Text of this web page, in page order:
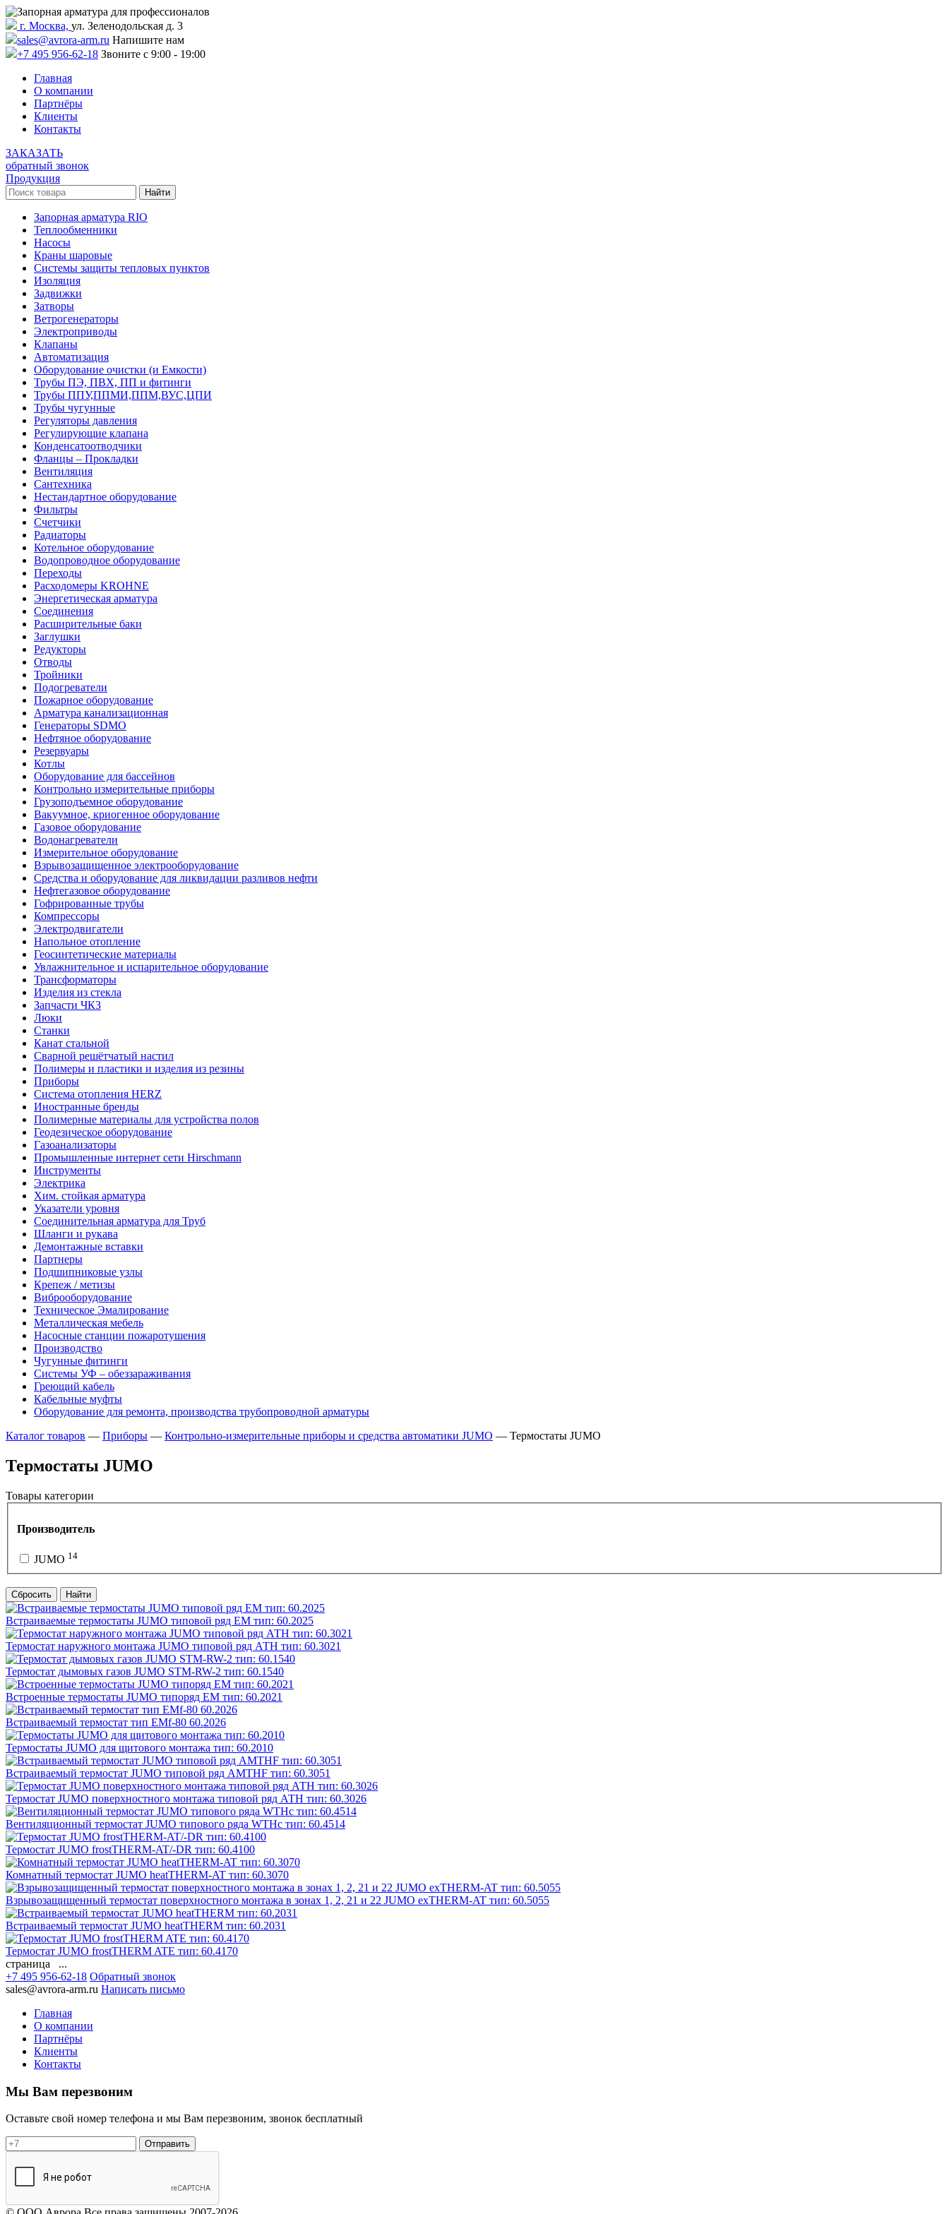
г. Москва, ул. Зеленодольская д. 3
sales@avrora-arm.ru Напишите нам
+7 495 956-62-18 Звоните с 9:00 - 19:00
Главная
О компании
Партнёры
Клиенты
Контакты
ЗАКАЗАТЬ
обратный звонок
Продукция
Запорная арматура RIO
Теплообменники
Насосы
Краны шаровые
Системы защиты тепловых пунктов
Изоляция
Задвижки
Затворы
Ветрогенераторы
Электроприводы
Клапаны
Автоматизация
Оборудование очистки (и Емкости)
Трубы ПЭ, ПВХ, ПП и фитинги
Трубы ППУ,ППМИ,ППМ,ВУС,ЦПИ
Трубы чугунные
Регуляторы давления
Регулирующие клапана
Конденсатоотводчики
Фланцы – Прокладки
Вентиляция
Сантехника
Нестандартное оборудование
Фильтры
Счетчики
Радиаторы
Котельное оборудование
Водопроводное оборудование
Переходы
Расходомеры KROHNE
Энергетическая арматура
Соединения
Расширительные баки
Заглушки
Редукторы
Отводы
Тройники
Подогреватели
Пожарное оборудование
Арматура канализационная
Генераторы SDMO
Нефтяное оборудование
Резервуары
Котлы
Оборудование для бассейнов
Контрольно измерительные приборы
Грузоподъемное оборудование
Вакуумное, криогенное оборудование
Газовое оборудование
Водонагреватели
Измерительное оборудование
Взрывозащищенное электрооборудование
Средства и оборудование для ликвидации разливов нефти
Нефтегазовое оборудование
Гофрированные трубы
Компрессоры
Электродвигатели
Напольное отопление
Геосинтетические материалы
Увлажнительное и испарительное оборудование
Трансформаторы
Изделия из стекла
Запчасти ЧКЗ
Люки
Станки
Канат стальной
Сварной решётчатый настил
Полимеры и пластики и изделия из резины
Приборы
Система отопления HERZ
Иностранные бренды
Полимерные материалы для устройства полов
Геодезическое оборудование
Газоанализаторы
Промышленные интернет сети Hirschmann
Инструменты
Электрика
Хим. стойкая арматура
Указатели уровня
Соединительная арматура для Труб
Шланги и рукава
Демонтажные вставки
Партнеры
Подшипниковые узлы
Крепеж / метизы
Виброоборудование
Техническое Эмалирование
Металлическая мебель
Насосные станции пожаротушения
Производство
Чугунные фитинги
Системы УФ – обеззараживания
Греющий кабель
Кабельные муфты
Оборудование для ремонта, производства трубопроводной арматуры
Каталог товаров — Приборы — Контрольно-измерительные приборы и средства автоматики JUMO — Термостаты JUMO
Термостаты JUMO
Товары категории
Производитель
JUMO 14
Сбросить Найти
Встраиваемые термостаты JUMO типовой ряд EM тип: 60.2025
Термостат наружного монтажа JUMO типовой ряд АТН тип: 60.3021
Термостат дымовых газов JUMO STM-RW-2 тип: 60.1540
Встроенные термостаты JUMO типоряд EM тип: 60.2021
Встраиваемый термостат тип EMf-80 60.2026
Термостаты JUMO для щитового монтажа тип: 60.2010
Встраиваемый термостат JUMO типовой ряд AМTHF тип: 60.3051
Термостат JUMO поверхностного монтажа типовой ряд АТН тип: 60.3026
Вентиляционный термостат JUMO типового ряда WTHc тип: 60.4514
Термостат JUMO frostTHERM-AT/-DR тип: 60.4100
Комнатный термостат JUMO heatTHERM-AT тип: 60.3070
Взрывозащищенный термостат поверхностного монтажа в зонах 1, 2, 21 и 22 JUMO exTHERM-AT тип: 60.5055
Встраиваемый термостат JUMO heatTHERM тип: 60.2031
Термостат JUMO frostTHERM ATE тип: 60.4170
страница ...
+7 495 956-62-18 Обратный звонок
sales@avrora-arm.ru Написать письмо
Главная
О компании
Партнёры
Клиенты
Контакты
Мы Вам перезвоним
Оставьте свой номер телефона и мы Вам перезвоним, звонок бесплатный
Отправить